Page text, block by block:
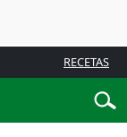
RECETAS